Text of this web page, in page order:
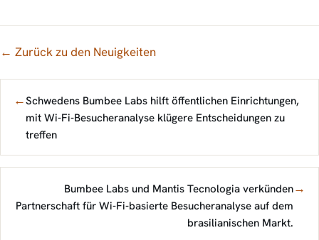
← Zurück zu den Neuigkeiten
←Schwedens Bumbee Labs hilft öffentlichen Einrichtungen,
mit Wi-Fi-Besucheranalyse klügere Entscheidungen zu
treffen
Bumbee Labs und Mantis Tecnologia verkünden
Partnerschaft für Wi-Fi-basierte Besucheranalyse auf dem
brasilianischen Markt.
→